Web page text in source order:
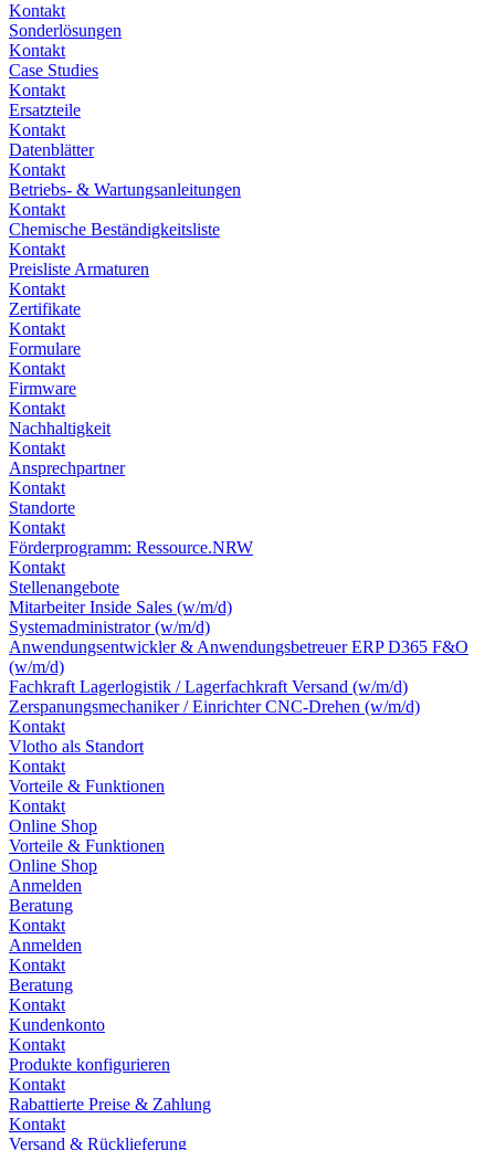
Kontakt
Sonderlösungen
Kontakt
Case Studies
Kontakt
Ersatzteile
Kontakt
Datenblätter
Kontakt
Betriebs- & Wartungsanleitungen
Kontakt
Chemische Beständigkeitsliste
Kontakt
Preisliste Armaturen
Kontakt
Zertifikate
Kontakt
Formulare
Kontakt
Firmware
Kontakt
Nachhaltigkeit
Kontakt
Ansprechpartner
Kontakt
Standorte
Kontakt
Förderprogramm: Ressource.NRW
Kontakt
Stellenangebote
Mitarbeiter Inside Sales (w/m/d)
Systemadministrator (w/m/d)
Anwendungsentwickler & Anwendungsbetreuer ERP D365 F&O
(w/m/d)
Fachkraft Lagerlogistik / Lagerfachkraft Versand (w/m/d)
Zerspanungsmechaniker / Einrichter CNC-Drehen (w/m/d)
Kontakt
Vlotho als Standort
Kontakt
Vorteile & Funktionen
Kontakt
Online Shop
Vorteile & Funktionen
Online Shop
Anmelden
Beratung
Kontakt
Anmelden
Kontakt
Beratung
Kontakt
Kundenkonto
Kontakt
Produkte konfigurieren
Kontakt
Rabattierte Preise & Zahlung
Kontakt
Versand & Rücklieferung